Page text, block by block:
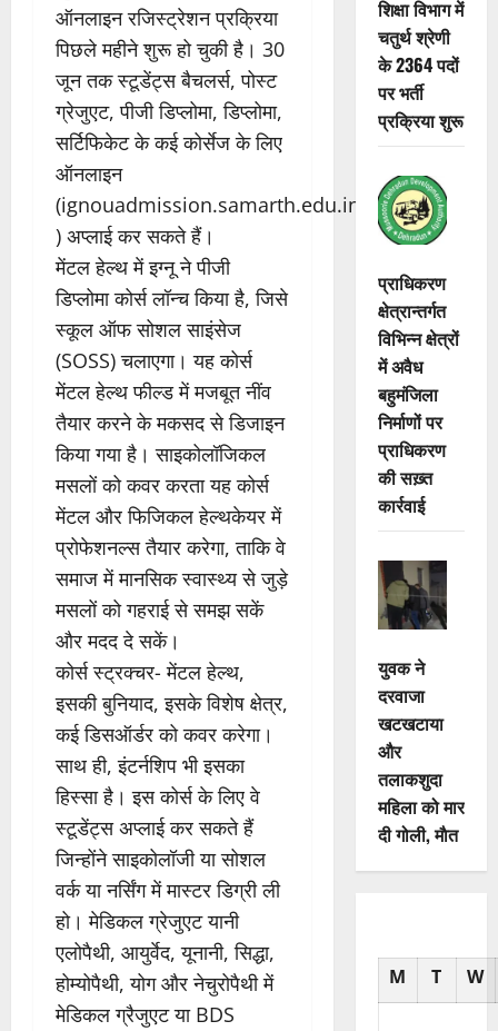
ऑनलाइन रजिस्ट्रेशन प्रक्रिया
पिछले महीने शुरू हो चुकी है। 30
जून तक स्टूडेंट्स बैचलर्स, पोस्ट
ग्रेजुएट, पीजी डिप्लोमा, डिप्लोमा,
सर्टिफिकेट के कई कोर्सेज के लिए
ऑनलाइन
(ignouadmission.samarth.edu.in
) अप्लाई कर सकते हैं।
मेंटल हेल्थ में इग्नू ने पीजी
डिप्लोमा कोर्स लॉन्च किया है, जिसे
स्कूल ऑफ सोशल साइंसेज
(SOSS) चलाएगा। यह कोर्स
मेंटल हेल्थ फील्ड में मजबूत नींव
तैयार करने के मकसद से डिजाइन
किया गया है। साइकोलॉजिकल
मसलों को कवर करता यह कोर्स
मेंटल और फिजिकल हेल्थकेयर में
प्रोफेशनल्स तैयार करेगा, ताकि वे
समाज में मानसिक स्वास्थ्य से जुड़े
मसलों को गहराई से समझ सकें
और मदद दे सकें।
कोर्स स्ट्रक्चर- मेंटल हेल्थ,
इसकी बुनियाद, इसके विशेष क्षेत्र,
कई डिसऑर्डर को कवर करेगा।
साथ ही, इंटर्नशिप भी इसका
हिस्सा है। इस कोर्स के लिए वे
स्टूडेंट्स अप्लाई कर सकते हैं
जिन्होंने साइकोलॉजी या सोशल
वर्क या नर्सिंग में मास्टर डिग्री ली
हो। मेडिकल ग्रेजुएट यानी
एलोपैथी, आयुर्वेद, यूनानी, सिद्धा,
होम्योपैथी, योग और नेचुरोपैथी में
मेडिकल ग्रैजुएट या BDS
शिक्षा विभाग में
चतुर्थ श्रेणी
के 2364 पदों
पर भर्ती
प्रक्रिया शुरू
प्राधिकरण
क्षेत्रान्तर्गत
विभिन्न क्षेत्रों
में अवैध
बहुमंजिला
निर्माणों पर
प्राधिकरण
की सख़्त
कार्रवाई
युवक ने
दरवाजा
खटखटाया
और
तलाकशुदा
महिला को मार
दी गोली, माैत
M T W